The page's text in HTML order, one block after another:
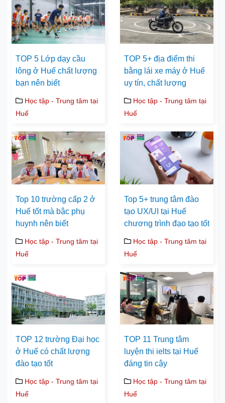
TOP 5 Lớp dạy cầu
lông ở Huế chất lượng
bạn nên biết
Học tập - Trung tâm tại
Huế
TOP 5+ địa điểm thi
bằng lái xe máy ở Huế
uy tín, chất lượng
Học tập - Trung tâm tại
Huế
Top 10 trường cấp 2 ở
Huế tốt mà bậc phụ
huynh nên biết
Học tập - Trung tâm tại
Huế
Top 5+ trung tâm đào
tạo UX/UI tại Huế
chương trình đạo tạo tốt
Học tập - Trung tâm tại
Huế
TOP 12 trường Đại học
ở Huế có chất lượng
đào tạo tốt
Học tập - Trung tâm tại
Huế
TOP 11 Trung tâm
luyện thi ielts tại Huế
đáng tin cậy
Học tập - Trung tâm tại
Huế